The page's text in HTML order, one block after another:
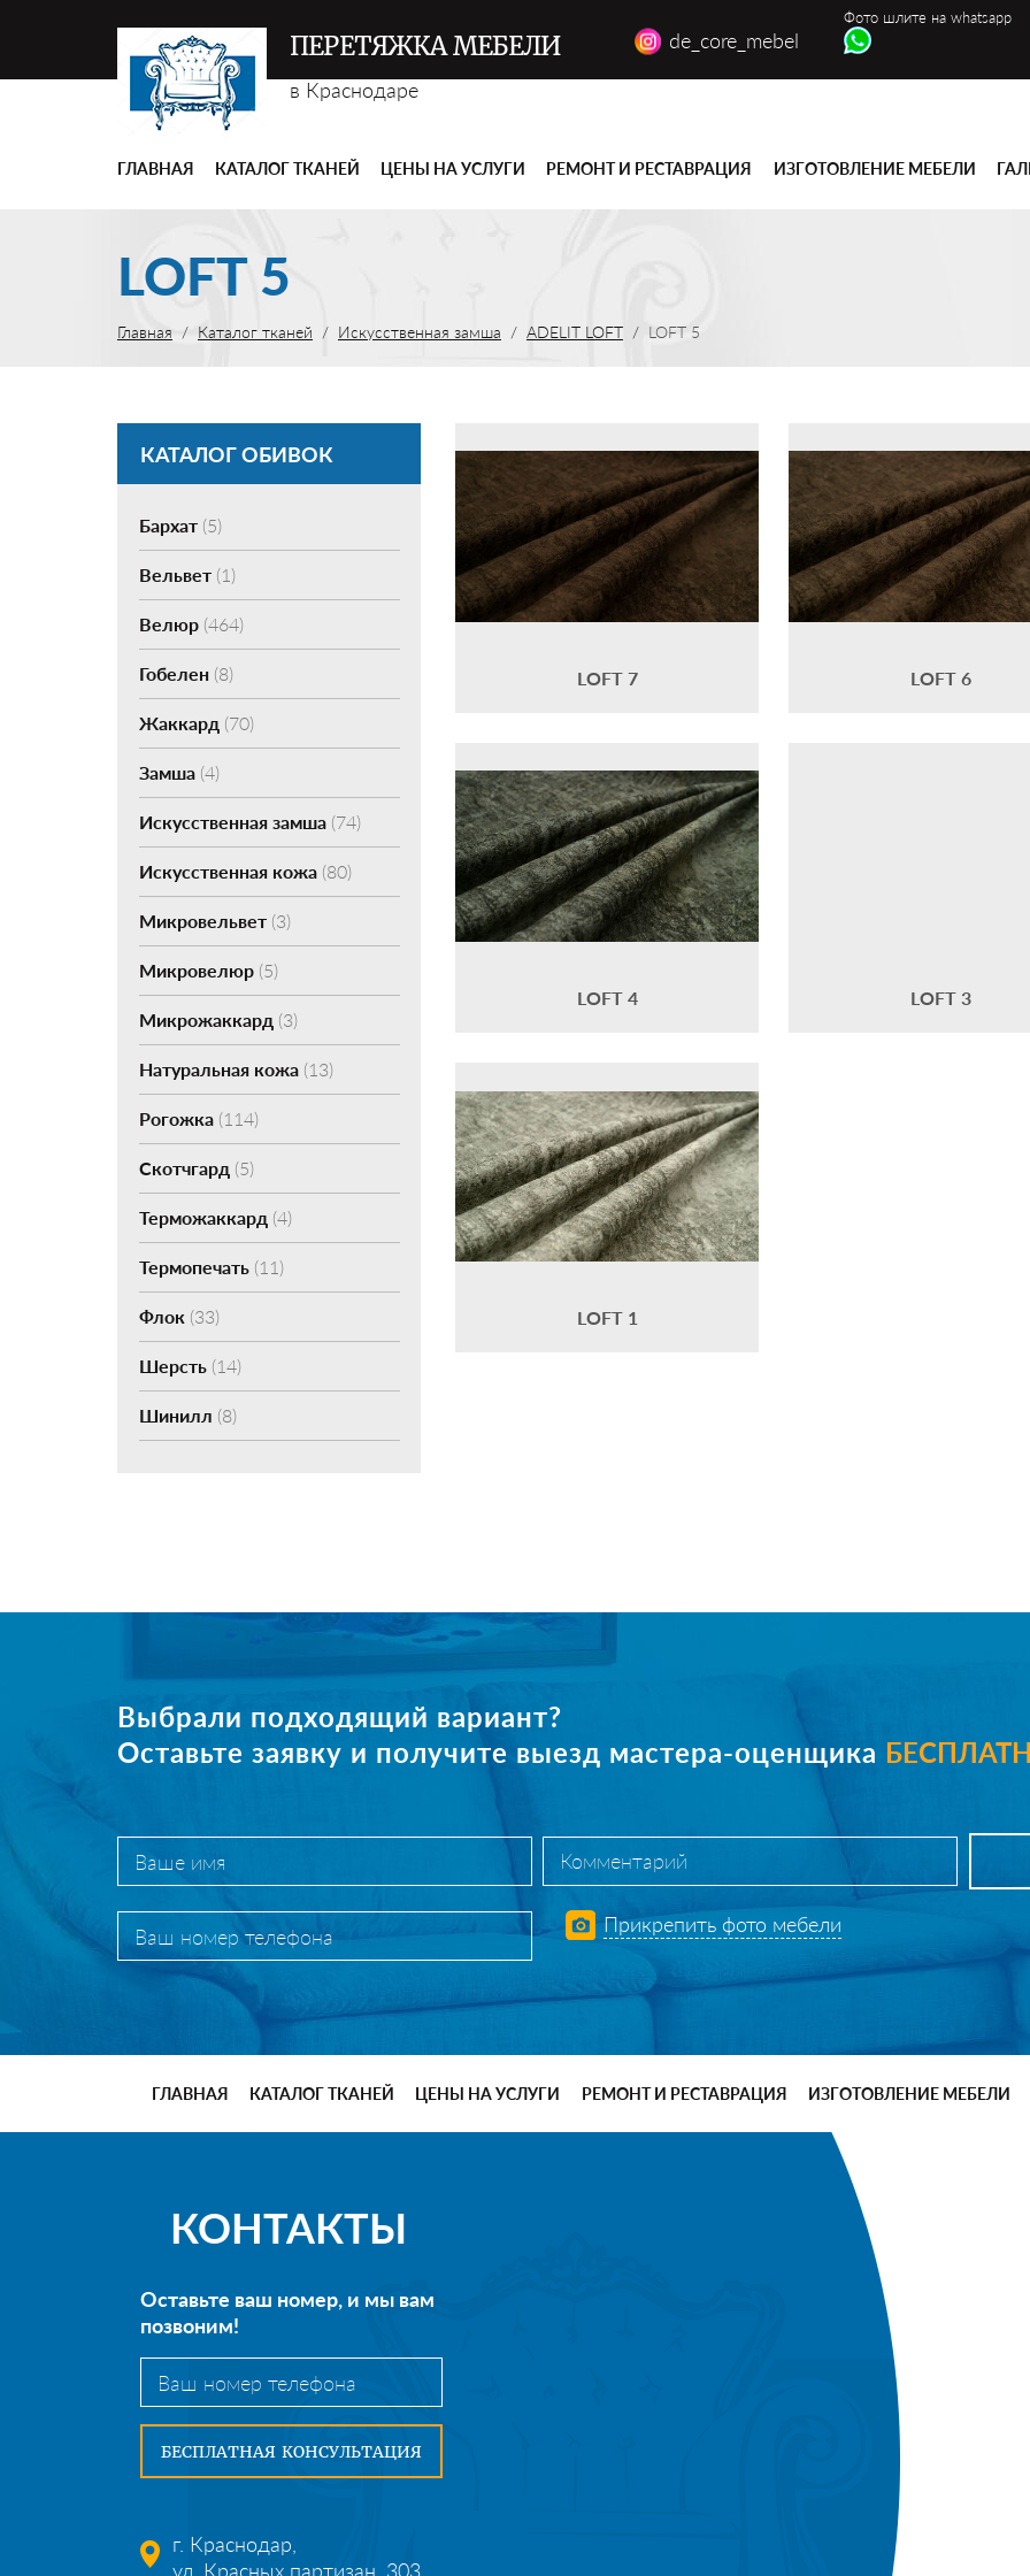
ПЕРЕТЯЖКА МЕБЕЛИ
в Краснодаре
de_core_mebel
Фото шлите на whatsapp
ГЛАВНАЯ КАТАЛОГ ТКАНЕЙ ЦЕНЫ НА УСЛУГИ РЕМОНТ И РЕСТАВРАЦИЯ ИЗГОТОВЛЕНИЕ МЕБЕЛИ
LOFT 5
Главная Каталог тканей Искусственная замша ADELIT LOFT LOFT 5
КАТАЛОГ ОБИВОК
Бархат(5)
Вельвет(1)
Велюр(464)
Гобелен(8)
Жаккард (70)
Замша(4)
Искусственная замша(74)
Искусственная кожа(80)
Микровельвет(3)
Микровелюр(5)
Микрожаккард (3)
Натуральная кожа(13)
Рогожка(114)
Скотчгард (5)
Терможаккард (4)
Термопечать(11)
Флок (33)
Шерсть(14)
Шинилл (8)
LOFT 7 LOFT 6
LOFT 4 LOFT 3
LOFT 1
Выбрали подходящий вариант?
Оставьте заявку и получите выезд мастера-оценщика
Прикрепить фото мебели
ГЛАВНАЯ КАТАЛОГ ТКАНЕЙ ЦЕНЫ НА УСЛУГИ РЕМОНТ И РЕСТАВРАЦИЯ ИЗГОТОВЛЕНИЕ МЕБЕЛИ
КОНТАКТЫ
Оставьте ваш номер, и мы вам
позвоним!
г. Краснодар,
ул. Красных партизан, 303